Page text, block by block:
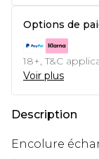
Options de
18+, T&C
Voir plus
Description
Encolure